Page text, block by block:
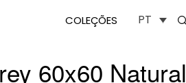
COLEÇÕES PT
60x60 Natural